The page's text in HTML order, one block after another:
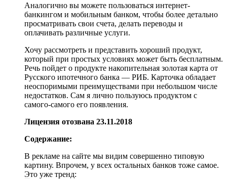
Аналогично вы можете пользоваться интернет-
банкингом и мобильным банком, чтобы более детально
просматривать свои счета, делать переводы и
оплачивать различные услуги.
Хочу рассмотреть и представить хороший продукт,
который при простых условиях может быть бесплатным.
Речь пойдет о продукте накопительная золотая карта от
Русского ипотечного банка — РИБ. Карточка обладает
неоспоримыми преимуществами при небольшом числе
недостатков. Сам я лично пользуюсь продуктом с
самого-самого его появления.
Лицензия отозвана 23.11.2018
Содержание:
В рекламе на сайте мы видим совершенно типовую
картину. Впрочем, у всех остальных банков тоже самое.
Это уже тренд: